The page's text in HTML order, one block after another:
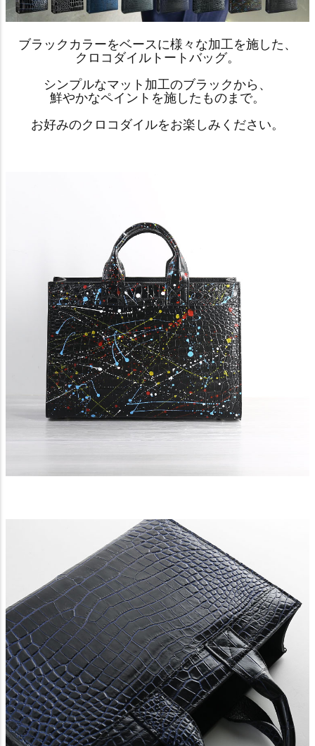
ブラックカラーをベースに様々な加工を施した、
クロコダイルトートバッグ。
シンプルなマット加工のブラックから、
鮮やかなペイントを施したものまで。
お好みのクロコダイルをお楽しみください。